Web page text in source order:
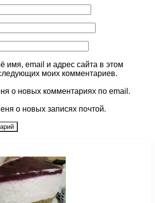
имя, email и адрес сайта в этом
моих комментариев.
о новых комментариях по email.
о новых записях почтой.